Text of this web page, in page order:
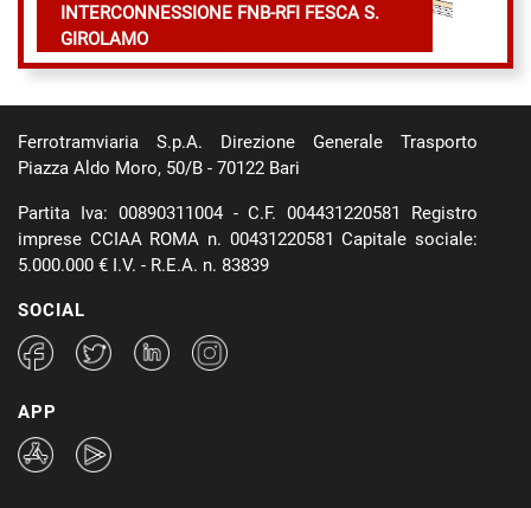
INTERCONNESSIONE FNB-RFI FESCA S.
GIROLAMO
Ferrotramviaria S.p.A. Direzione Generale Trasporto
Piazza Aldo Moro, 50/B - 70122 Bari
Partita Iva: 00890311004 - C.F. 004431220581 Registro
imprese CCIAA ROMA n. 00431220581 Capitale sociale:
5.000.000 € I.V. - R.E.A. n. 83839
SOCIAL
APP